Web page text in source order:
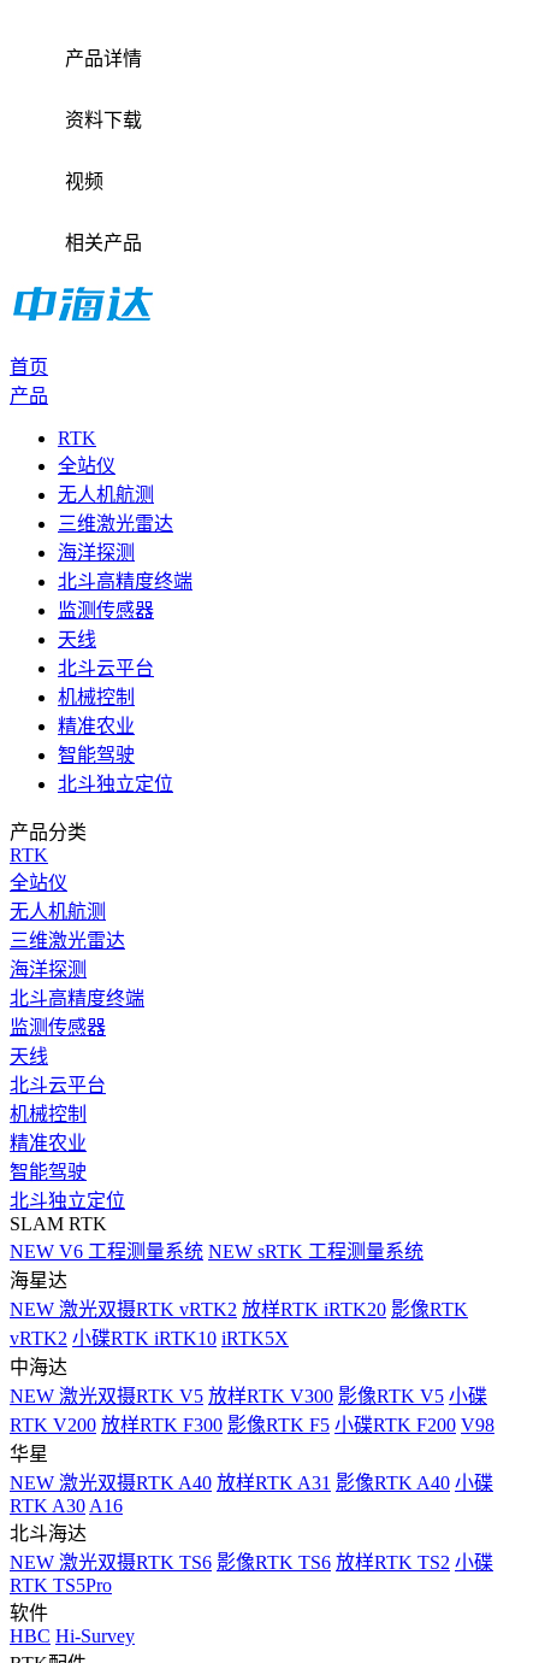
产品详情
资料下载
视频
相关产品
首页
产品
RTK
全站仪
无人机航测
三维激光雷达
海洋探测
北斗高精度终端
监测传感器
天线
北斗云平台
机械控制
精准农业
智能驾驶
北斗独立定位
产品分类
RTK
全站仪
无人机航测
三维激光雷达
海洋探测
北斗高精度终端
监测传感器
天线
北斗云平台
机械控制
精准农业
智能驾驶
北斗独立定位
SLAM RTK
NEW V6 工程测量系统 NEW sRTK 工程测量系统
海星达
NEW 激光双摄RTK vRTK2 放样RTK iRTK20 影像RTK
vRTK2 小碟RTK iRTK10 iRTK5X
中海达
NEW 激光双摄RTK V5 放样RTK V300 影像RTK V5 小碟
RTK V200 放样RTK F300 影像RTK F5 小碟RTK F200 V98
华星
NEW 激光双摄RTK A40 放样RTK A31 影像RTK A40 小碟
RTK A30 A16
北斗海达
NEW 激光双摄RTK TS6 影像RTK TS6 放样RTK TS2 小碟
RTK TS5Pro
软件
HBC Hi-Survey